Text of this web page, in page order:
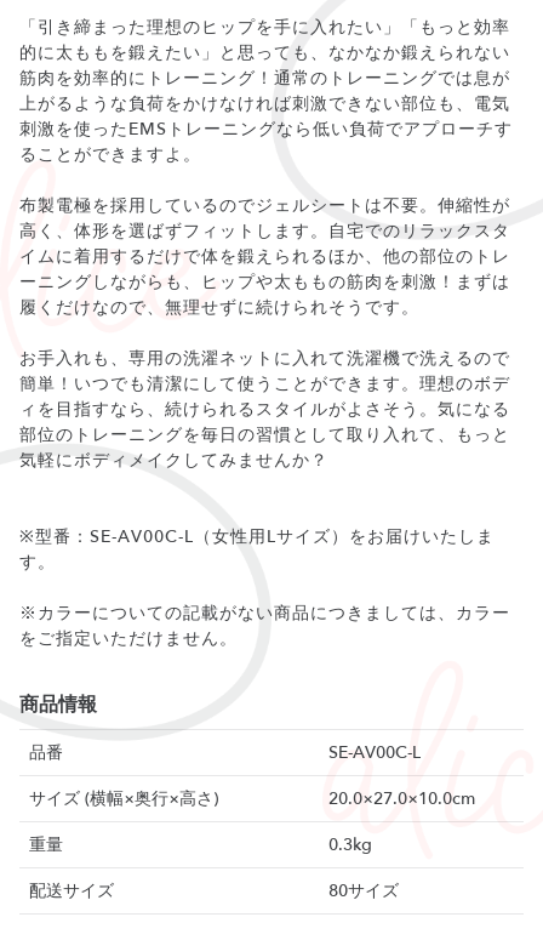
「引き締まった理想のヒップを手に入れたい」「もっと効率
的に太ももを鍛えたい」と思っても、なかなか鍛えられない
筋肉を効率的にトレーニング！通常のトレーニングでは息が
上がるような負荷をかけなければ刺激できない部位も、電気
刺激を使ったEMSトレーニングなら低い負荷でアプローチす
ることができますよ。
布製電極を採用しているのでジェルシートは不要。伸縮性が
高く、体形を選ばずフィットします。自宅でのリラックスタ
イムに着用するだけで体を鍛えられるほか、他の部位のトレ
ーニングしながらも、ヒップや太ももの筋肉を刺激！まずは
履くだけなので、無理せずに続けられそうです。
お手入れも、専用の洗濯ネットに入れて洗濯機で洗えるので
簡単！いつでも清潔にして使うことができます。理想のボデ
ィを目指すなら、続けられるスタイルがよさそう。気になる
部位のトレーニングを毎日の習慣として取り入れて、もっと
気軽にボディメイクしてみませんか？
※型番：SE-AV00C-L（女性用Lサイズ）をお届けいたしま
す。
※カラーについての記載がない商品につきましては、カラー
をご指定いただけません。
商品情報
品番
SE-AV00C-L
サイズ (横幅×奥行×高さ)
20.0×27.0×10.0cm
重量
0.3kg
配送サイズ
80サイズ